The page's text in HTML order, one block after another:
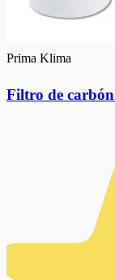
Prima Klima
Filtro de